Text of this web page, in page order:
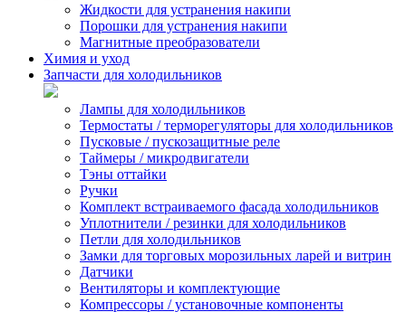
Жидкости для устранения накипи
Порошки для устранения накипи
Магнитные преобразователи
Химия и уход
Запчасти для холодильников
Лампы для холодильников
Термостаты / терморегуляторы для холодильников
Пусковые / пускозащитные реле
Таймеры / микродвигатели
Тэны оттайки
Ручки
Комплект встраиваемого фасада холодильников
Уплотнители / резинки для холодильников
Петли для холодильников
Замки для торговых морозильных ларей и витрин
Датчики
Вентиляторы и комплектующие
Компрессоры / установочные компоненты